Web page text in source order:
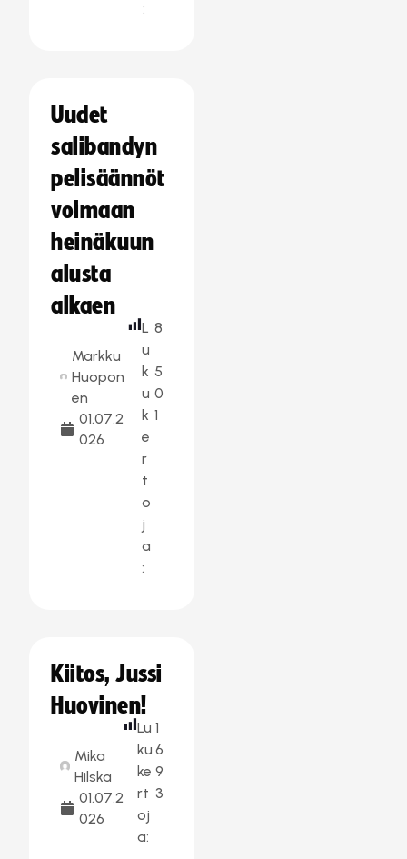
:
Uudet
salibandyn
pelisäännöt
voimaan
heinäkuun
alusta
alkaen
Markku
Huopon
en
01.07.2
026
L
u
k
u
k
e
r
t
o
j
a
:
8
5
0
1
Kiitos, Jussi
Huovinen!
Mika
Hilska
01.07.2
026
Lu
ku
ke
rt
oj
a:
1
6
9
3